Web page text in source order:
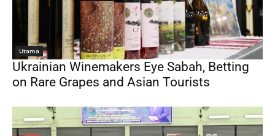
Utama
Ukrainian Winemakers Eye Sabah, Betting
on Rare Grapes and Asian Tourists